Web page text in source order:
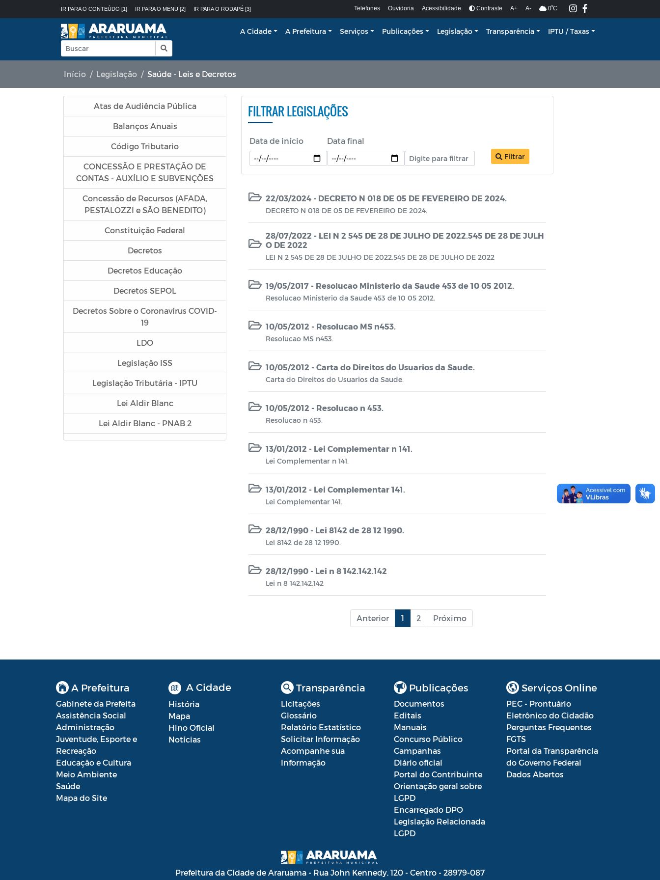
IR PARA O CONTEÚDO [1] IR PARA O MENU [2] IR PARA O RODAPÉ [3] Telefones Ouvidoria Acessibilidade Contraste A+ A- 0ºC
A Cidade A Prefeitura Serviços Publicações Legislação Transparência IPTU / Taxas
Início Legislação Saúde - Leis e Decretos
Atas de Audiência Pública
Balanços Anuais
Código Tributario
CONCESSÃO E PRESTAÇÃO DE
CONTAS - AUXÍLIO E SUBVENÇÕES
Concessão de Recursos (AFADA,
PESTALOZZI e SÃO BENEDITO)
Constituição Federal
Decretos
Decretos Educação
Decretos SEPOL
Decretos Sobre o Coronavírus COVID-
19
LDO
Legislação ISS
Legislação Tributária - IPTU
Lei Aldir Blanc
Lei Aldir Blanc - PNAB 2
Lei Aldir Blanc - PNAB 2025
Plano Plurianual (PPA)
Planos em Função da COVID-19
Prestação de Contas de Governo
QDD - Quadro de Detalhamento das
Recursos Concedidos (AFADA,
PESTALOZZI e SÃO BENEDITO)
Relatório de Gestão Fiscal (RGF) - A
FILTRAR LEGISLAÇÕES
Data de início Data final
Filtrar
22/03/2024 - DECRETO N 018 DE 05 DE FEVEREIRO DE 2024.
DECRETO N 018 DE 05 DE FEVEREIRO DE 2024.
28/07/2022 - LEI N 2 545 DE 28 DE JULHO DE 2022.545 DE 28 DE JULH
O DE 2022
LEI N 2 545 DE 28 DE JULHO DE 2022.545 DE 28 DE JULHO DE 2022
19/05/2017 - Resolucao Ministerio da Saude 453 de 10 05 2012.
Resolucao Ministerio da Saude 453 de 10 05 2012.
10/05/2012 - Resolucao MS n453.
Resolucao MS n453.
10/05/2012 - Carta do Direitos do Usuarios da Saude.
Carta do Direitos do Usuarios da Saude.
10/05/2012 - Resolucao n 453.
Resolucao n 453.
13/01/2012 - Lei Complementar n 141.
Lei Complementar n 141.
13/01/2012 - Lei Complementar 141.
Lei Complementar 141.
28/12/1990 - Lei 8142 de 28 12 1990.
Lei 8142 de 28 12 1990.
28/12/1990 - Lei n 8 142.142.142
Lei n 8 142.142.142
Anterior 1 2 Próximo
A Prefeitura
Gabinete da Prefeita
Assistência Social
Administração
Juventude, Esporte e
Recreação
Educação e Cultura
Meio Ambiente
Saúde
Mapa do Site
A Cidade
História
Mapa
Hino Oficial
Notícias
Transparência
Licitações
Glossário
Relatório Estatístico
Solicitar Informação
Acompanhe sua
Informação
Publicações
Documentos
Editais
Manuais
Concurso Público
Campanhas
Diário oficial
Portal do Contribuinte
Orientação geral sobre
LGPD
Encarregado DPO
Legislação Relacionada
LGPD
Serviços Online
PEC - Prontuário
Eletrônico do Cidadão
Perguntas Frequentes
FGTS
Portal da Transparência
do Governo Federal
Dados Abertos
Prefeitura da Cidade de Araruama - Rua John Kennedy, 120 - Centro - 28979-087